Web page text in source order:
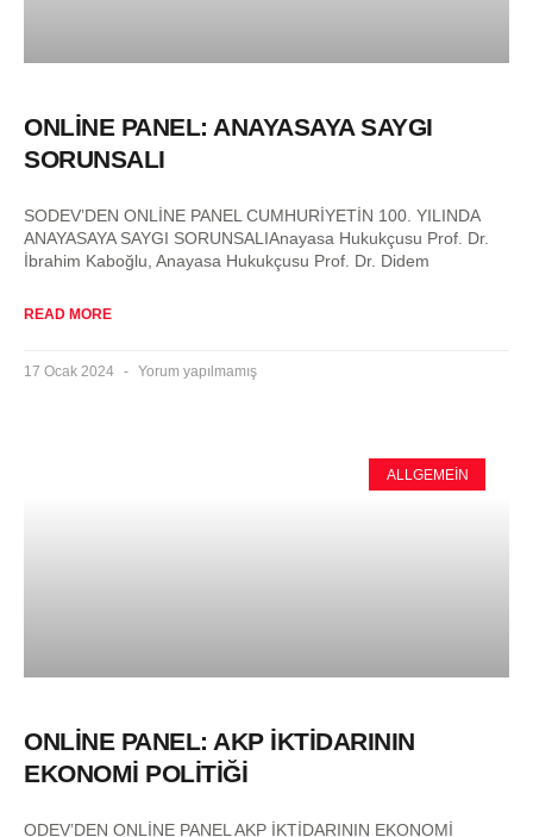
ONLİNE PANEL: ANAYASAYA SAYGI
SORUNSALI
SODEV’DEN ONLİNE PANEL CUMHURİYETİN 100. YILINDA
ANAYASAYA SAYGI SORUNSALIAnayasa Hukukçusu Prof. Dr.
İbrahim Kaboğlu, Anayasa Hukukçusu Prof. Dr. Didem
READ MORE
17 Ocak 2024 Yorum yapılmamış
ALLGEMEIN
ONLİNE PANEL: AKP İKTİDARININ
EKONOMİ POLİTİĞİ
ODEV’DEN ONLİNE PANEL AKP İKTİDARININ EKONOMİ